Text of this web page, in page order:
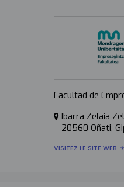
Facultad de
Ibarra Zelaia
20560 Oñati,
VISITEZ LE SITE WEB